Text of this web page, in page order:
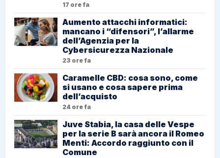
17 ore fa
Aumento attacchi informatici:
mancano i “difensori”, l’allarme
dell’Agenzia per la
Cybersicurezza Nazionale
23 ore fa
Caramelle CBD: cosa sono, come
si usano e cosa sapere prima
dell’acquisto
24 ore fa
Juve Stabia, la casa delle Vespe
per la serie B sarà ancora il Romeo
Menti: Accordo raggiunto con il
Comune